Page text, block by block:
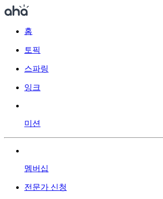
홈
토픽
스파링
잉크
미션
멤버십
전문가 신청